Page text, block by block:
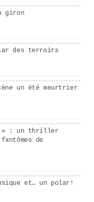
giron
des terroirs
un été meurtrier
» : un thriller
de
et… un polar!